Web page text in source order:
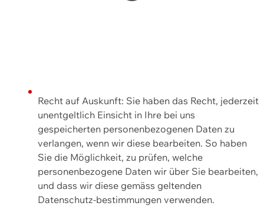
Recht auf Auskunft: Sie haben das Recht, jederzeit
unentgeltlich Einsicht in Ihre bei uns
gespeicherten personenbezogenen Daten zu
verlangen, wenn wir diese bearbeiten. So haben
Sie die Möglichkeit, zu prüfen, welche
personenbezogene Daten wir über Sie bearbeiten,
und dass wir diese gemäss geltenden
Datenschutz-bestimmungen verwenden.